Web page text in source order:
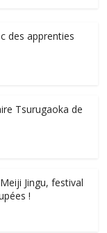
des apprenties
Tsurugaoka de
Jingu, festival
!